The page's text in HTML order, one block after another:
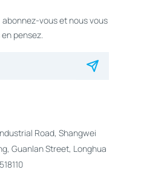
vous et nous vous
pensez.
Road, Shangwei
Guanlan Street, Longhua